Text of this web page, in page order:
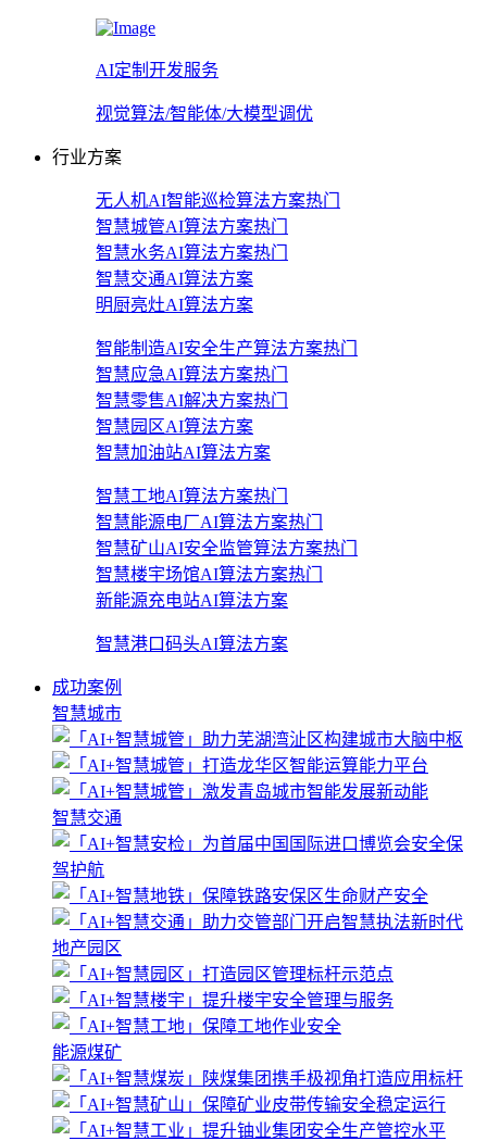
AI定制开发服务
视觉算法/智能体/大模型调优
行业方案
无人机AI智能巡检算法方案热门
智慧城管AI算法方案热门
智慧水务AI算法方案热门
智慧交通AI算法方案
明厨亮灶AI算法方案
智能制造AI安全生产算法方案热门
智慧应急AI算法方案热门
智慧零售AI解决方案热门
智慧园区AI算法方案
智慧加油站AI算法方案
智慧工地AI算法方案热门
智慧能源电厂AI算法方案热门
智慧矿山AI安全监管算法方案热门
智慧楼宇场馆AI算法方案热门
新能源充电站AI算法方案
智慧港口码头AI算法方案
成功案例
智慧城市
智慧交通
地产园区
能源煤矿